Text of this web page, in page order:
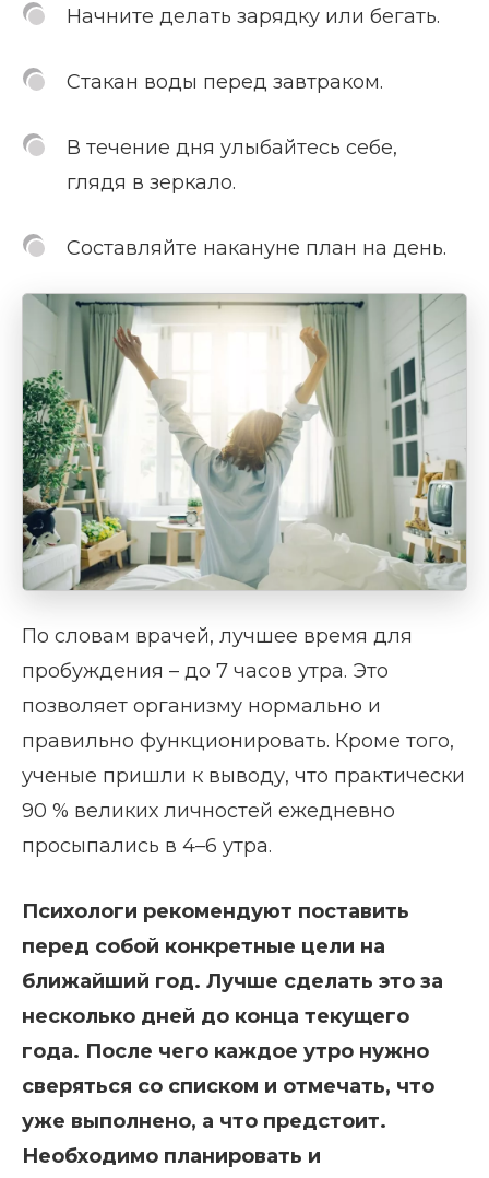
Начните делать зарядку или бегать.
Стакан воды перед завтраком.
В течение дня улыбайтесь себе,
глядя в зеркало.
Составляйте накануне план на день.
По словам врачей, лучшее время для
пробуждения – до 7 часов утра. Это
позволяет организму нормально и
правильно функционировать. Кроме того,
ученые пришли к выводу, что практически
90 % великих личностей ежедневно
просыпались в 4–6 утра.
Психологи рекомендуют поставить
перед собой конкретные цели на
ближайший год. Лучше сделать это за
несколько дней до конца текущего
года. После чего каждое утро нужно
сверяться со списком и отмечать, что
уже выполнено, а что предстоит.
Необходимо планировать и